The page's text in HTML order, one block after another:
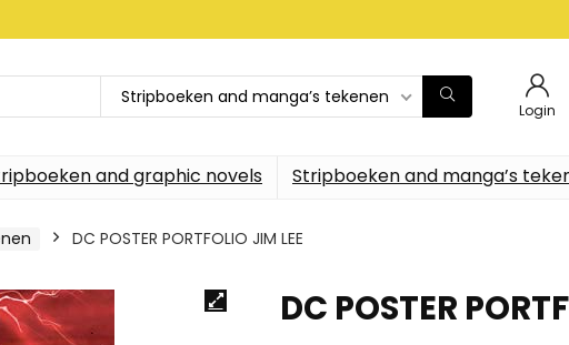
Stripboeken and manga’s tekenen
Login
and graphic novels Stripboeken and manga’s
DC POSTER PORTFOLIO JIM LEE
DC POSTER